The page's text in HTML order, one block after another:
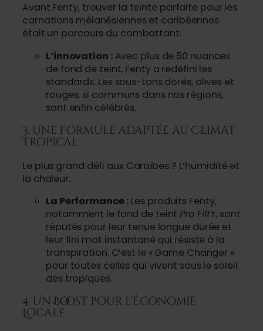
Avant Fenty, trouver la teinte parfaite pour les
carnations mélanésiennes et caribéennes
était un parcours du combattant.
L’innovation :Avec plus de 50 nuances
de fond de teint, Fenty a redéfini les
standards. Les sous-tons dorés, olives et
rouges, si communs dans nos régions,
sont enfin célébrés.
3. Une Formule adaptée au Climat
Tropical
Le plus grand défi aux Caraïbes ? L’humidité et
la chaleur.
La Performance :Les produits Fenty,
notamment le fond de teintPro Filt’r, sont
réputés pour leur tenue longue durée et
leur fini mat instantané qui résiste à la
transpiration. C’est le « Game Changer »
pour toutes celles qui vivent sous le soleil
des tropiques.
4. Un Boost pour l’Économie
Locale